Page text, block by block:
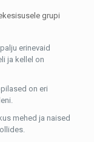
grupi
erinevaid
ja kellel on
on eri
mehed ja naised